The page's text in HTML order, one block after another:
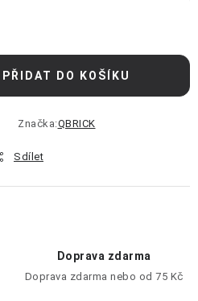
PŘIDAT DO KOŠÍKU
Značka:QBRICK
Sdílet
Doprava zdarma
Doprava zdarma nebo od 75 Kč